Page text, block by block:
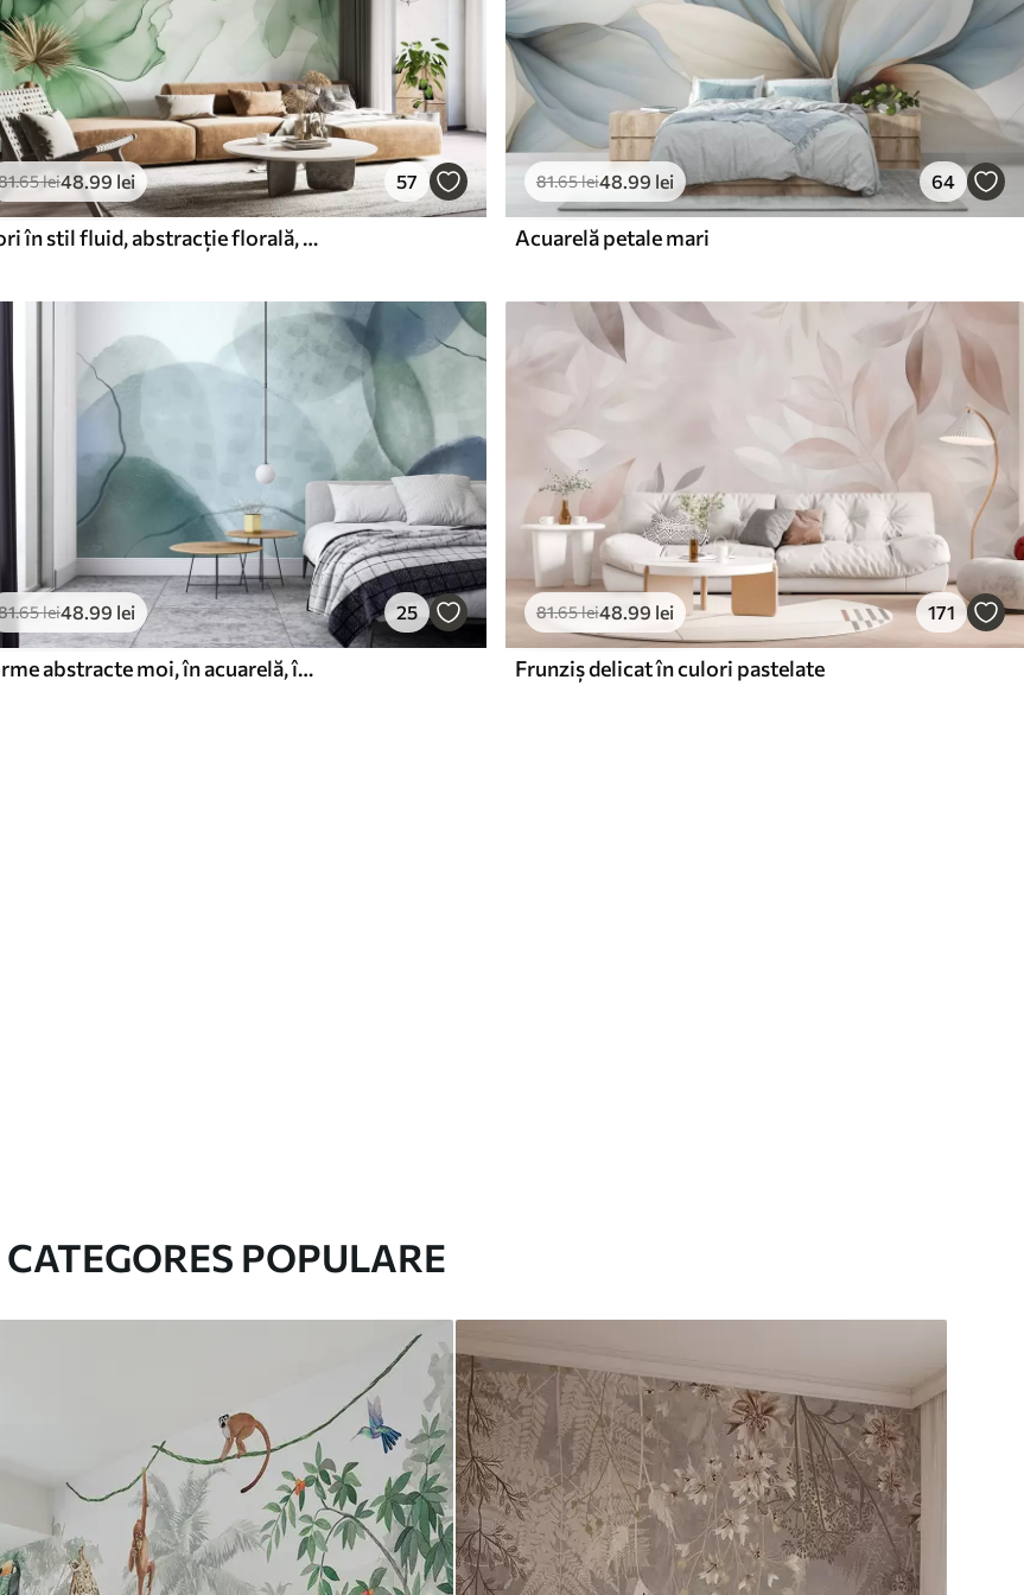
.65lei48.99 lei 57
Flori în stil fluid, abstracție florală, acuarelă, paleta de culori verde
81.65lei48.99 lei 64
Acuarelă petale mari
.65lei48 .99 lei 25
Forme abstracte moi, în acuarelă, în nuanțe de albastru, verde și alb
81.65lei48 .99 lei 171
Frunziș delicat în culori pastelate
CATEGORES POPULARE